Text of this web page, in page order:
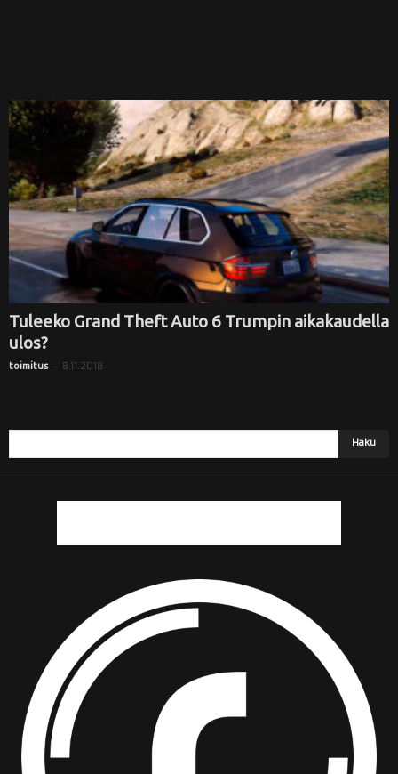
Tuleeko Grand Theft Auto 6 Trumpin aikakaudella
ulos?
toimitus - 8.11.2018